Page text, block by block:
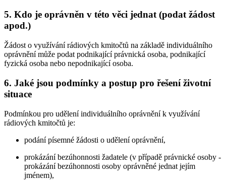
5. Kdo je oprávněn v této věci jednat (podat žádost
apod.)
Žádost o využívání rádiových kmitočtů na základě individuálního
oprávnění může podat podnikající právnická osoba, podnikající
fyzická osoba nebo nepodnikající osoba.
6. Jaké jsou podmínky a postup pro řešení životní
situace
Podmínkou pro udělení individuálního oprávnění k využívání
rádiových kmitočtů je:
podání písemné žádosti o udělení oprávnění,
prokázání bezúhonnosti žadatele (v případě právnické osoby -
prokázání bezúhonnosti osoby oprávněné jednat jejím
jménem),